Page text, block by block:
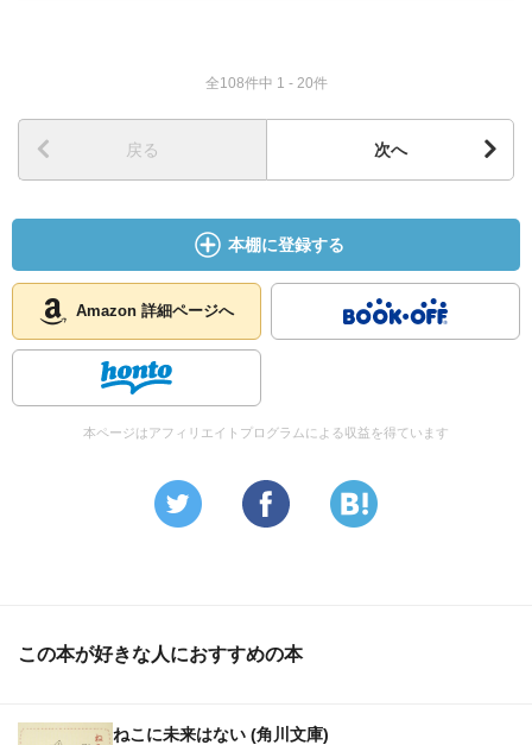
全108件中 1 - 20件
戻る 次へ
本棚に登録する
Amazon 詳細ページへ
本ページはアフィリエイトプログラムによる収益を得ています
この本が好きな人におすすめの本
ねこに未来はない (角川文庫)